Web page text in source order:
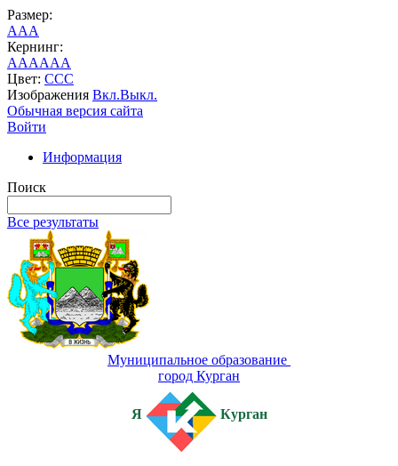
Размер:
AAA
Кернинг:
AAAAAA
Цвет: CCC
Изображения Вкл.Выкл.
Обычная версия сайта
Войти
Информация
Поиск
Все результаты
Муниципальное образование
город Курган
Я Курган